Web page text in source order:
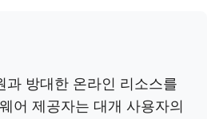
과 방대한 온라인 리소스를
어 제공자는 대개 사용자의